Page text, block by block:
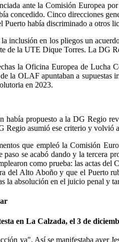
ante la Comisión Europea
concedido. Cinco direcciones
Puerto había discriminado a otros
inclusión en los pliegos un
de la UTE Dique Torres. La DG
la Oficina Europea de Lucha
la OLAF apuntaban a supuestas
en 2023.
había propuesto a la DG Regio
Regio asumió ese criterio y volvió
que empleó la Comisión
paso se acabó dando y la tercera
como prueba: las actas
del Alto Aboño y que el Puerto
la absolución en el juicio penal y
en La Calzada, el 3 de
ya". Así se manifestaba ayer